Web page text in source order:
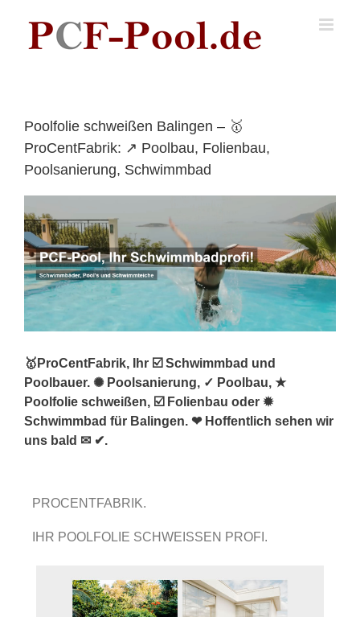
content
Poolfolie schweißen Balingen – 🥇
ProCentFabrik: ↗️ Poolbau, Folienbau,
Poolsanierung, Schwimmbad
🥇ProCentFabrik, Ihr ☑️ Schwimmbad und
Poolbauer. ✺ Poolsanierung, ✓ Poolbau, ★
Poolfolie schweißen, ☑️ Folienbau oder ✹
Schwimmbad für Balingen. ❤ Hoffentlich sehen wir
uns bald ✉ ✔.
PROCENTFABRIK.
IHR POOLFOLIE SCHWEISSEN PROFI.